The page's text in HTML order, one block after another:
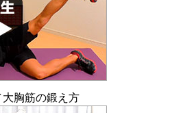
胸筋の鍛え方